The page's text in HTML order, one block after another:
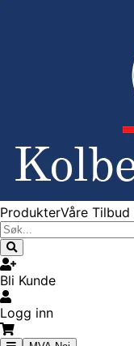
ProdukterVåre Tilbud
Bli Kunde
Logg inn